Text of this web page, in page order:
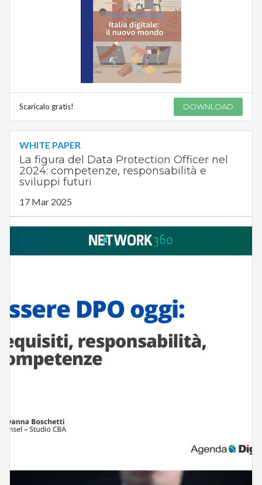
Scaricalo gratis! DOWNLOAD
WHITE PAPER
La figura del Data Protection Officer nel
2024: competenze, responsabilità e
sviluppi futuri
17 Mar 2025